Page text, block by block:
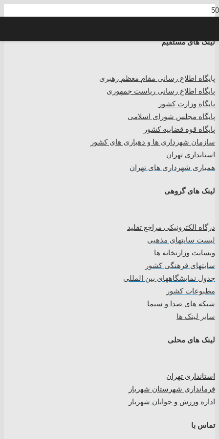
لینک های مستقیم
پایگاه اطلاع رسانی مقام معظم رهبری
پایگاه اطلاع رسانی ریاست جمهوری
پایگاه وزارت کشور
پایگاه مجلس شورای اسلامی
پایگاه قوه قضاییه کشور
سازمان شهرداری ها و دهیاری های کشور
استانداری تهران
همیاری شهرداری های تهران
لینک های گروهی
درگاه الکترونیکی مراجع تقلید
لیست سایتهای مذهبی
وبسایت وزارتخانه ها
سایتهای فرهنگی کشور
جدول نمایشگاههای بین المللی
مطبوعات کشور
شبکه های صدا و سیما
سایر لینک ها
لینک های محلی
استانداری تهران
فرمانداری شهرستان شهریار
اداره ورزش و جوانان شهریار
تماس با